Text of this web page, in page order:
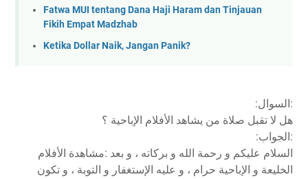
Fatwa MUI tentang Dana Haji Haram dan Tinjauan
Fikih Empat Madzhab
Ketika Dollar Naik, Jangan Panik?
:السوال:
هل لا تقبل صلاة من يشاهد الأفلام الإباحية ؟
:الجواب:
السلام عليكم و رحمة الله و بركاته ، و بعد :مشاهدة الأفلام
الخليعة و الإباحية حرام ، و عليه الإستغفار و التوبة ، و تكون